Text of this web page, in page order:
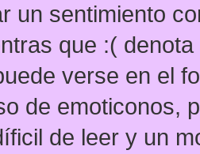
un sentimiento
que :(
verse en el
de emoticonos,
de leer y un